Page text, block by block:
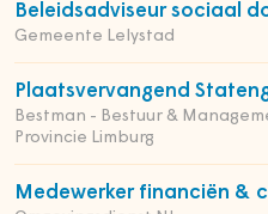
Beleidsadviseur sociaal
Gemeente Lelystad
Plaatsvervangend
Bestman - Bestuur &
Provincie Limburg
Medewerker financiën &